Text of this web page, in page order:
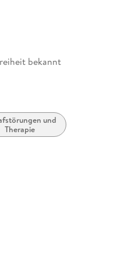
bekannt
und
Therapie